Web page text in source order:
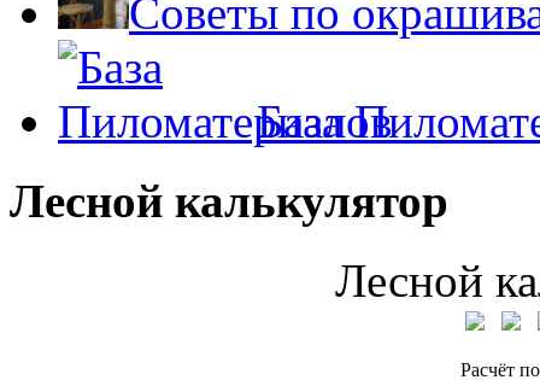
Советы по
База
Лесной калькулятор
Лесной
Расчёт